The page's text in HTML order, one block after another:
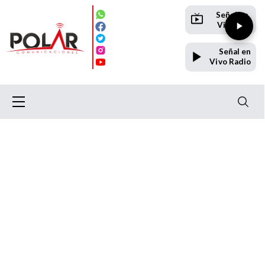
Señal en
Vivo TV
Señal en
Vivo Radio